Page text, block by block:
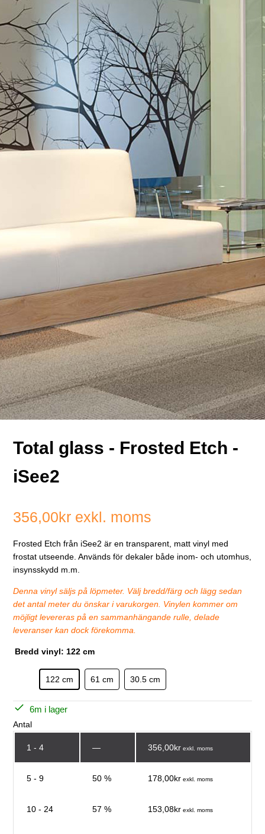
Total glass - Frosted Etch -
iSee2
356,00kr exkl. moms
Frosted Etch från iSee2 är en transparent, matt vinyl med
frostat utseende. Används för dekaler både inom- och utomhus,
insynsskydd m.m.
Denna vinyl säljs på löpmeter. Välj bredd/färg och lägg sedan
det antal meter du önskar i varukorgen. Vinylen kommer om
möjligt levereras på en sammanhängande rulle, delade
leveranser kan dock förekomma.
Bredd vinyl: 122 cm
122 cm 61 cm 30.5 cm
6m i lager
Antal
1 - 4 — 356,00krexkl. moms
5 - 9 50 % 178,00krexkl. moms
10 - 24 57 % 153,08krexkl. moms